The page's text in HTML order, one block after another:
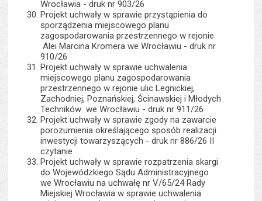
Wrocławia - druk nr 903/26
Projekt uchwały w sprawie przystąpienia do
sporządzenia miejscowego planu
zagospodarowania przestrzennego w rejonie
Alei Marcina Kromera we Wrocławiu - druk nr
910/26
Projekt uchwały w sprawie uchwalenia
miejscowego planu zagospodarowania
przestrzennego w rejonie ulic Legnickiej,
Zachodniej, Poznańskiej, Ścinawskiej i Młodych
Techników we Wrocławiu - druk nr 911/26
Projekt uchwały w sprawie zgody na zawarcie
porozumienia określającego sposób realizacji
inwestycji towarzyszących - druk nr 886/26 II
czytanie
Projekt uchwały w sprawie rozpatrzenia skargi
do Wojewódzkiego Sądu Administracyjnego
we Wrocławiu na uchwałę nr V/65/24 Rady
Miejskiej Wrocławia w sprawie uchwalenia